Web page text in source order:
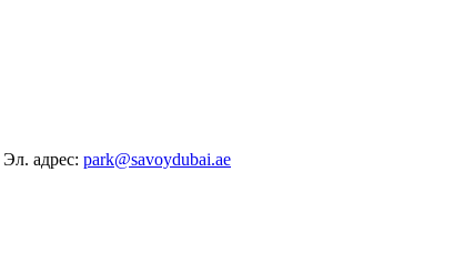
Эл. адрес: park@savoydubai.ae